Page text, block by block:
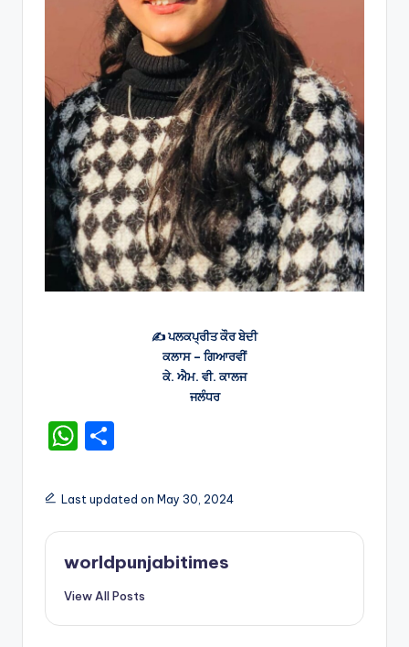
✍️ ਪਲਕਪ੍ਰੀਤ ਕੌਰ ਬੇਦੀ
ਕਲਾਸ – ਗਿਆਰਵੀਂ
ਕੇ. ਐਮ. ਵੀ. ਕਾਲਜ
ਜਲੰਧਰ
W
a
ts
A
p
ar
e
Last updated on May 30, 2024
worldpunjabitimes
View All Posts